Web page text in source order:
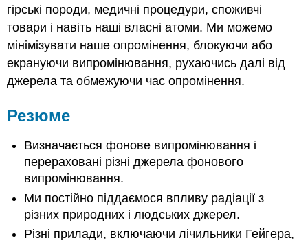
гірські породи, медичні процедури, споживчі
товари і навіть наші власні атоми. Ми можемо
мінімізувати наше опромінення, блокуючи або
екрануючи випромінювання, рухаючись далі від
джерела та обмежуючи час опромінення.
Резюме
Визначається фонове випромінювання і
перераховані різні джерела фонового
випромінювання.
Ми постійно піддаємося впливу радіації з
різних природних і людських джерел.
Різні прилади, включаючи лічильники Гейгера,